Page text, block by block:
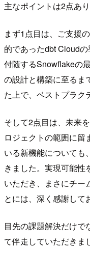
主なポイントは2点あり
まず1点目は、ご支援
的であったdbt Cloud
付随するSnowflakeの
の設計と構築に至るま
た上で、ベストプラク
そして2点目は、未来
ロジェクトの範囲に留
いる新機能についても
きました。実現可能性
いただき、まさにチー
とには、深く感謝して
目先の課題解決だけで
て伴走していただきま